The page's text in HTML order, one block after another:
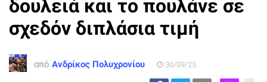
δουλειά και το πουλάνε σε
σχεδόν διπλάσια τιμή
από Ανδρίκος Πολυχρονίου 30/09/25